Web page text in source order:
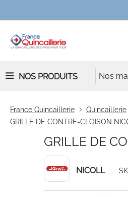
NOS PRODUITS Nos
France Quincaillerie Quincaillerie
GRILLE DE CONTRE-CLOISON
GRILLE DE
NICOLL